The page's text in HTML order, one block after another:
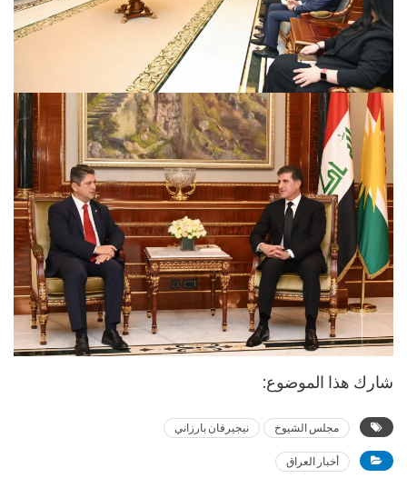
شارك هذا الموضوع:
مجلس الشيوخ نيجيرفان بارزاني
أخبار العراق